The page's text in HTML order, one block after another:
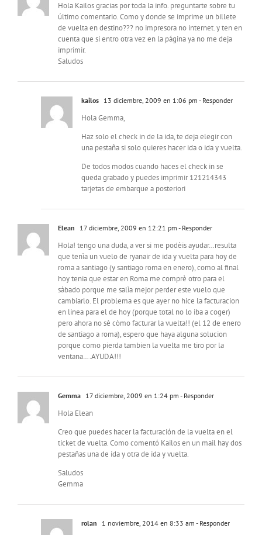
Hola Kailos gracias por toda la info. preguntarte sobre tu
último comentario. Como y donde se imprime un billete
de vuelta en destino??? no impresora no internet. y ten en
cuenta que si entro otra vez en la página ya no me deja
imprimir.
Saludos
kailos 13 diciembre, 2009 en 1:06 pm - Responder
Hola Gemma,
Haz solo el check in de la ida, te deja elegir con
una pestaña si solo quieres hacer ida o ida y vuelta.
De todos modos cuando haces el check in se
queda grabado y puedes imprimir 121214343
tarjetas de embarque a posteriori
Elean 17 diciembre, 2009 en 12:21 pm - Responder
Hola! tengo una duda, a ver si me podèis ayudar…resulta
que tenìa un vuelo de ryanair de ida y vuelta para hoy de
roma a santiago (y santiago roma en enero), como al final
hoy tenia que estar en Roma me comprè otro para el
sàbado porque me salìa mejor perder este vuelo que
cambiarlo. El problema es que ayer no hice la facturacion
en linea para el de hoy (porque total no lo iba a coger)
pero ahora no sè còmo facturar la vuelta!! (el 12 de enero
de santiago a roma), espero que haya alguna solucion
porque como pierda tambien la vuelta me tiro por la
ventana….AYUDA!!!
Gemma 17 diciembre, 2009 en 1:24 pm - Responder
Hola Elean
Creo que puedes hacer la facturación de la vuelta en el
ticket de vuelta. Como comentó Kailos en un mail hay dos
pestañas una de ida y otra de ida y vuelta.
Saludos
Gemma
rolan 1 noviembre, 2014 en 8:33 am - Responder